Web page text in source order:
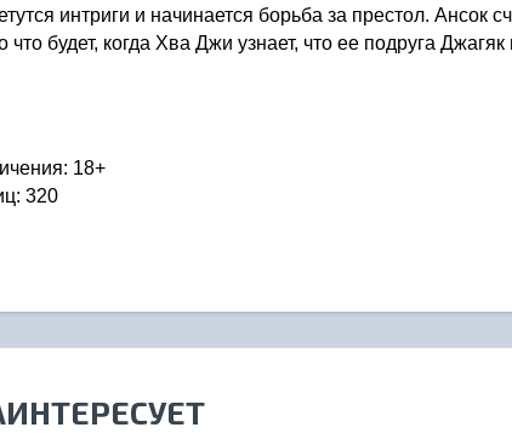
интриги и начинается борьба за престол.
будет, когда Хва Джи узнает, что ее подруга
18+
320